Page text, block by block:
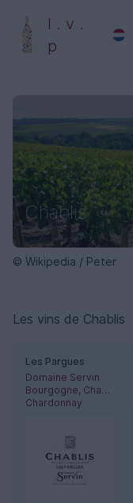
l . v .
p
Chablis
© Wikipedia / Peter
Les vins de Chablis
Les Pargues
Domaine Servin
Bourgogne, Chablis
Chardonnay